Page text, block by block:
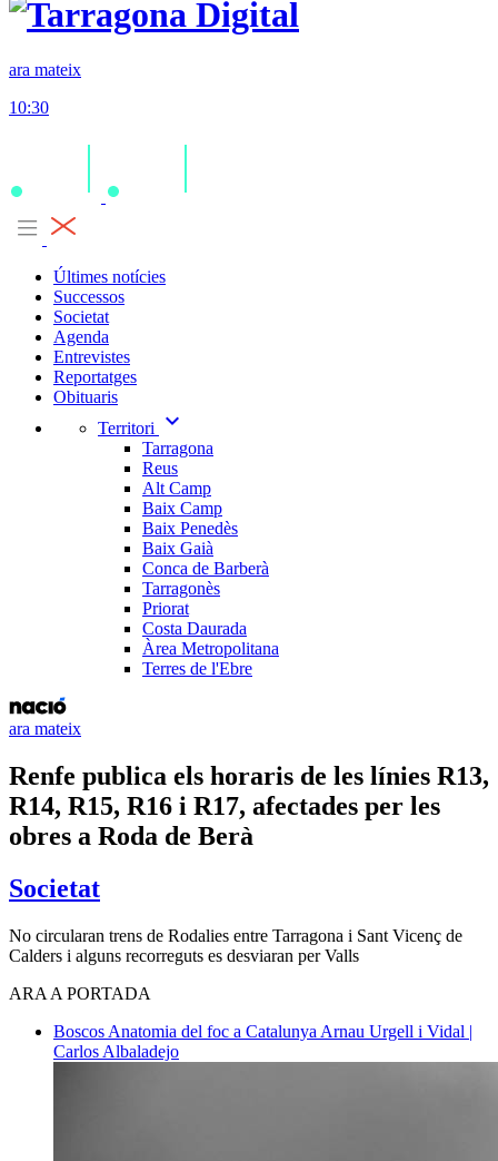
ara mateix
10:30
Últimes notícies
Successos
Societat
Agenda
Entrevistes
Reportatges
Obituaris
Territori
expand_more
Tarragona
Reus
Alt Camp
Baix Camp
Baix Penedès
Baix Gaià
Conca de Barberà
Tarragonès
Priorat
Costa Daurada
Àrea Metropolitana
Terres de l'Ebre
ara mateix
Renfe publica els horaris de les línies R13,
R14, R15, R16 i R17, afectades per les
obres a Roda de Berà
Societat
No circularan trens de Rodalies entre Tarragona i Sant Vicenç de
Calders i alguns recorreguts es desviaran per Valls
ARA A PORTADA
Boscos Anatomia del foc a Catalunya Arnau Urgell i Vidal |
Carlos Albaladejo